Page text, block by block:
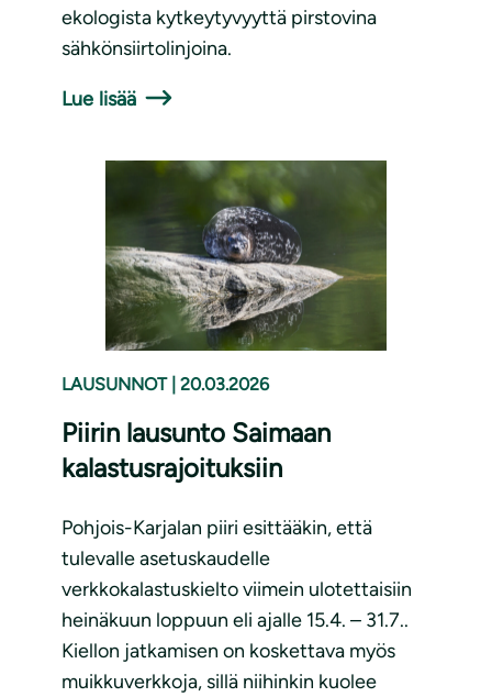
ekologista kytkeytyvyyttä pirstovina
sähkönsiirtolinjoina.
Lue lisää
LAUSUNNOT 20.03.2026
Piirin lausunto Saimaan
kalastusrajoituksiin
Pohjois-Karjalan piiri esittääkin, että
tulevalle asetuskaudelle
verkkokalastuskielto viimein ulotettaisiin
heinäkuun loppuun eli ajalle 15.4. – 31.7..
Kiellon jatkamisen on koskettava myös
muikkuverkkoja, sillä niihinkin kuolee